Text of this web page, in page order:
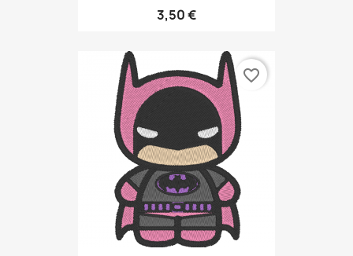
3,50 €
favorite_border